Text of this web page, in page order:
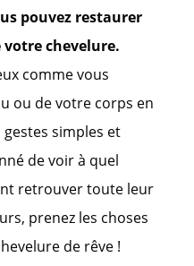
pouvez restaurer
chevelure.
comme vous
ou de votre corps en
simples et
de voir à quel
retrouver toute leur
prenez les choses
de rêve !